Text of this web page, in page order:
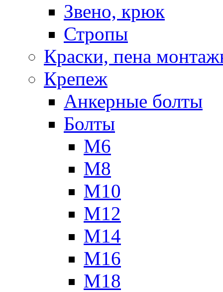
Звено, крюк
Стропы
Краски, пена
Крепеж
Анкерные болты
Болты
М6
М8
М10
М12
М14
М16
М18